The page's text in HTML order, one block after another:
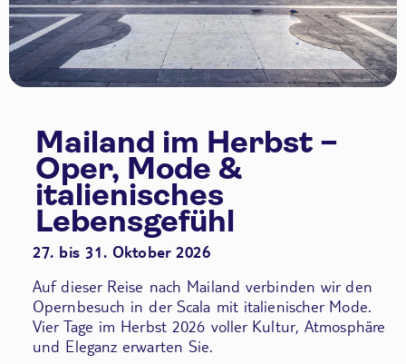
Mailand im Herbst –
Oper, Mode &
italienisches
Lebensgefühl
27. bis 31. Oktober 2026
Auf dieser Reise nach Mailand verbinden wir den
Opernbesuch in der Scala mit italienischer Mode.
Vier Tage im Herbst 2026 voller Kultur, Atmosphäre
und Eleganz erwarten Sie.